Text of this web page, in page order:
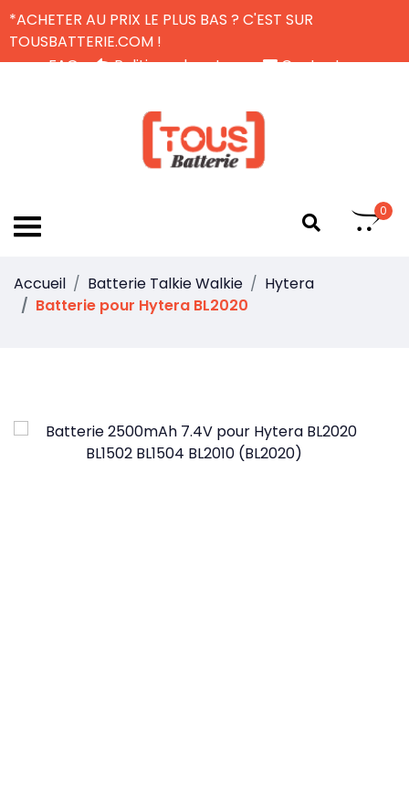
*ACHETER AU PRIX LE PLUS BAS ? C'EST SUR
TOUSBATTERIE.COM !
FAQ
Politique de retour
Contactez-nous
0
Accueil Batterie Talkie Walkie
Hytera
Batterie pour Hytera BL2020